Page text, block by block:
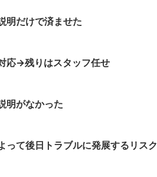
明だけで済ませた
応→残りはスタッフ任せ
明がなかった
って後日トラブルに発展するリスク